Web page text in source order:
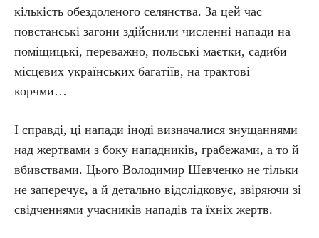
кількість обездоленого селянства. За цей час
повстанські загони здійснили численні напади на
поміщицькі, переважно, польські маєтки, садиби
місцевих українських багатіїв, на трактові
корчми…
І справді, ці напади іноді визначалися знущаннями
над жертвами з боку нападників, грабежами, а то й
вбивствами. Цього Володимир Шевченко не тільки
не заперечує, а й детально відслідковує, звіряючи зі
свідченнями учасників нападів та їхніх жертв.